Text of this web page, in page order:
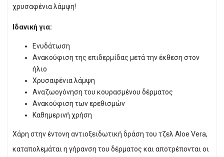
χρυσαφένια λάμψη!
Ιδανική για:
Ενυδάτωση
Ανακούφιση της επιδερμίδας μετά την έκθεση στον
ήλιο
Χρυσαφένια λάμψη
Αναζωογόνηση του κουρασμένου δέρματος
Ανακούφιση των ερεθισμών
Καθημερινή χρήση
Χάρη στην έντονη αντιοξειδωτική δράση του τζελ Aloe Vera,
καταπολεμάται η γήρανση του δέρματος και αποτρέπονται οι